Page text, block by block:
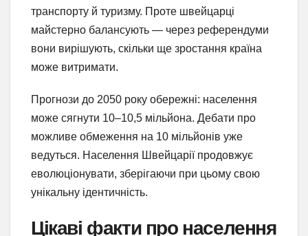
транспорту й туризму. Проте швейцарці
майстерно балансують — через референдуми
вони вирішують, скільки ще зростання країна
може витримати.
Прогнози до 2050 року обережні: населення
може сягнути 10–10,5 мільйона. Дебати про
можливе обмеження на 10 мільйонів уже
ведуться. Населення Швейцарії продовжує
еволюціонувати, зберігаючи при цьому свою
унікальну ідентичність.
Цікаві факти про населення